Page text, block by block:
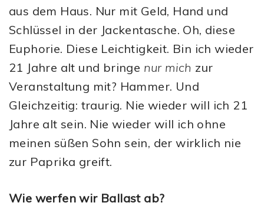
aus dem Haus. Nur mit Geld, Hand und
Schlüssel in der Jackentasche. Oh, diese
Euphorie. Diese Leichtigkeit. Bin ich wieder
21 Jahre alt und bringe nur mich zur
Veranstaltung mit? Hammer. Und
Gleichzeitig: traurig. Nie wieder will ich 21
Jahre alt sein. Nie wieder will ich ohne
meinen süßen Sohn sein, der wirklich nie
zur Paprika greift.
Wie werfen wir Ballast ab?